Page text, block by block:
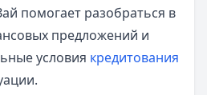
помогает разобраться в
предложений и
условия кредитования